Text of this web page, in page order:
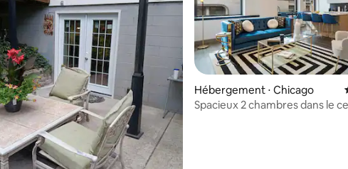
sur la base de 80 commentaires : 4,9 sur 5Hébergement ⋅ Chicago
Spacieux 2 chambres dans le